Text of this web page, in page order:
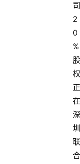
司
2
0
%
股
权
正
在
深
圳
联
合